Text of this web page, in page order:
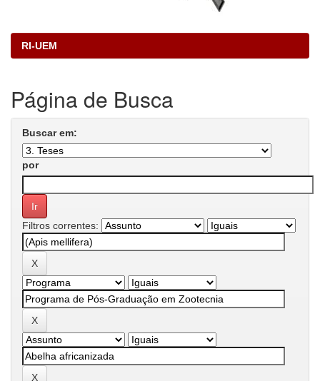
RI-UEM
Página de Busca
Buscar em:
por
Filtros correntes: